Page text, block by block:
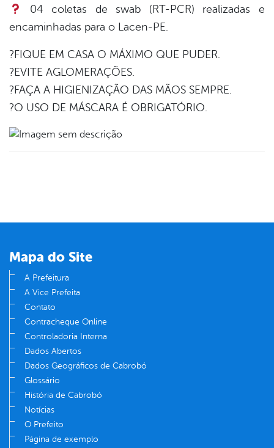
04 coletas de swab (RT-PCR) realizadas e
encaminhadas para o Lacen-PE.
?FIQUE EM CASA O MÁXIMO QUE PUDER.
?EVITE AGLOMERAÇÕES.
?FAÇA A HIGIENIZAÇÃO DAS MÃOS SEMPRE.
?O USO DE MÁSCARA É OBRIGATÓRIO.
Mapa do Site
A Prefeitura
A Vice Prefeita
Contato
Contracheque Online
Controladoria Interna
Dados Abertos
Dados Geográficos de Cabrobó
Glossário
História de Cabrobó
Notícias
O Prefeito
Página de exemplo